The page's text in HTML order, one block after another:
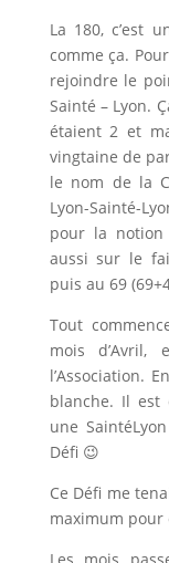
La 180, c’est
comme ça.
rejoindre le
Sainté – Lyon.
étaient 2 et
vingtaine de
le nom de la
Lyon-Sainté-
pour la notion
aussi sur le
puis au 69
Tout
mois
l’Association.
blanche. Il est
une
Défi 😉
Ce Défi me
maximum pour